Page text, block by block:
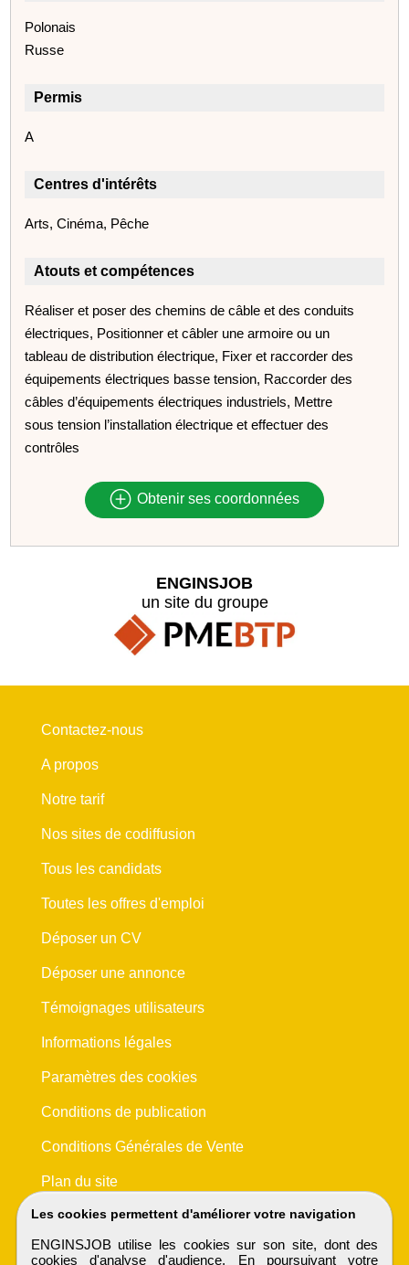
Polonais
Russe
Permis
A
Centres d'intérêts
Arts, Cinéma, Pêche
Atouts et compétences
Réaliser et poser des chemins de câble et des conduits
électriques, Positionner et câbler une armoire ou un
tableau de distribution électrique, Fixer et raccorder des
équipements électriques basse tension, Raccorder des
câbles d’équipements électriques industriels, Mettre
sous tension l’installation électrique et effectuer des
contrôles
Obtenir ses coordonnées
Les cookies permettent d'améliorer votre navigation
ENGINSJOB utilise les cookies sur son site, dont des
cookies d'analyse d'audience. En poursuivant votre
ENGINSJOB
un site du groupe
Contactez-nous
A propos
Notre tarif
Nos sites de codiffusion
Tous les candidats
Toutes les offres d'emploi
Déposer un CV
Déposer une annonce
Témoignages utilisateurs
Informations légales
Paramètres des cookies
Conditions de publication
Conditions Générales de Vente
Plan du site